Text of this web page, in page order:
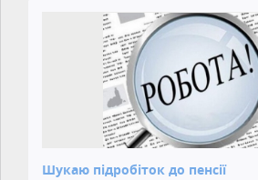
Шукаю підробіток до пенсії